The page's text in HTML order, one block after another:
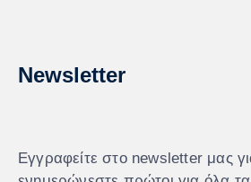
Newsletter
Εγγραφείτε στο newsletter μας